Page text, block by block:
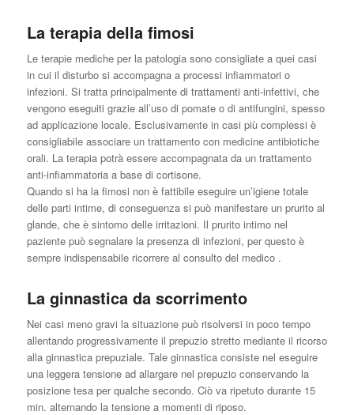
La terapia della fimosi
Le terapie mediche per la patologia sono consigliate a quei casi
in cui il disturbo si accompagna a processi infiammatori o
infezioni. Si tratta principalmente di trattamenti anti-infettivi, che
vengono eseguiti grazie all’uso di pomate o di antifungini, spesso
ad applicazione locale. Esclusivamente in casi più complessi è
consigliabile associare un trattamento con medicine antibiotiche
orali. La terapia potrà essere accompagnata da un trattamento
anti-infiammatoria a base di cortisone.
Quando si ha la fimosi non è fattibile eseguire un’igiene totale
delle parti intime, di conseguenza si può manifestare un prurito al
glande, che è sintomo delle irritazioni. Il prurito intimo nel
paziente può segnalare la presenza di infezioni, per questo è
sempre indispensabile ricorrere al consulto del medico .
La ginnastica da scorrimento
Nei casi meno gravi la situazione può risolversi in poco tempo
allentando progressivamente il prepuzio stretto mediante il ricorso
alla ginnastica prepuziale. Tale ginnastica consiste nel eseguire
una leggera tensione ad allargare nel prepuzio conservando la
posizione tesa per qualche secondo. Ciò va ripetuto durante 15
min. alternando la tensione a momenti di riposo.